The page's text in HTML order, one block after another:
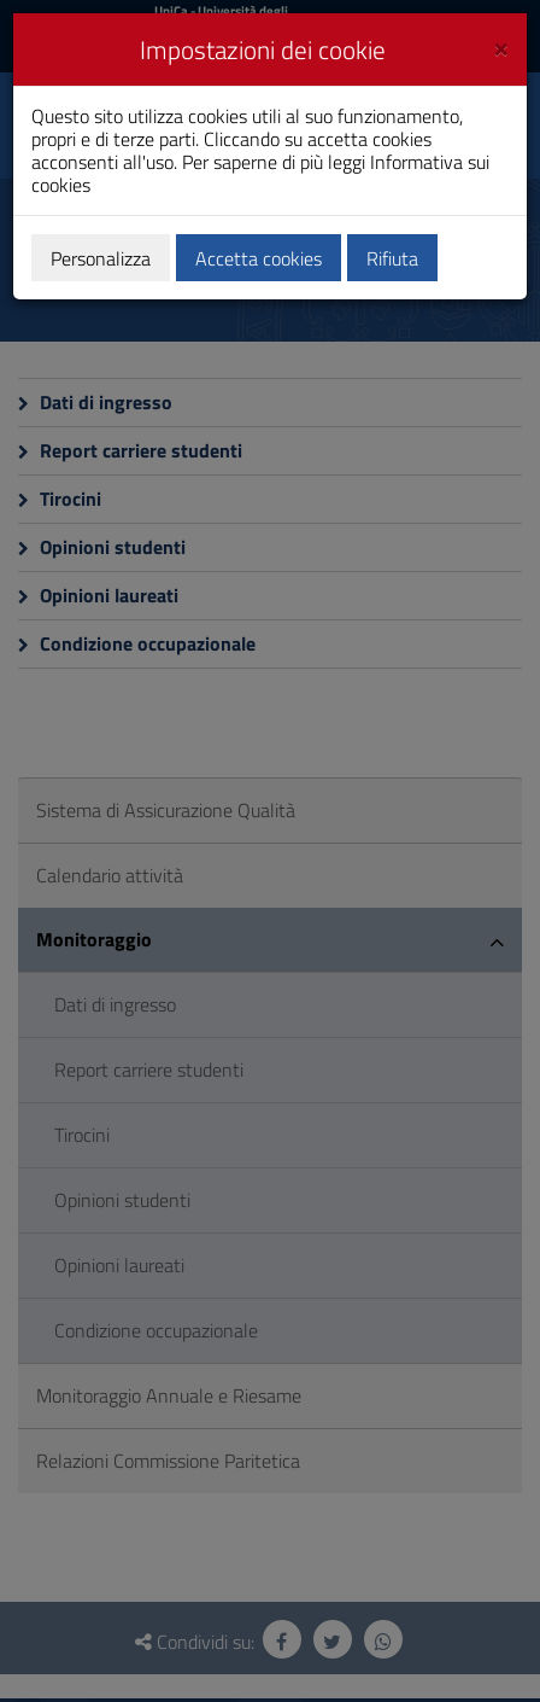
Vai
al
navigazione
sito
al
Footer
UniCa
Accedi
UniCa- Università degli
Accedi UniCA News
Toggle
navigation
Ingegneria Biomedica
Laurea
Monitoraggio
Dati di ingresso
Report carriere studenti
Tirocini
Opinioni studenti
Opinioni laureati
Condizione occupazionale
Sistema di Assicurazione Qualità
Calendario attività
Monitoraggio
Dati di ingresso
Report carriere studenti
Tirocini
Opinioni studenti
Opinioni laureati
Condizione occupazionale
Monitoraggio Annuale e Riesame
Relazioni Commissione Paritetica
Questionario
social
Condividi su:
×
Impostazioni dei cookie
Questo sito utilizza cookies utili al suo funzionamento,
propri e di terze parti. Cliccando su accetta cookies
acconsenti all'uso. Per saperne di più leggi Informativa sui
cookies
Personalizza Accetta cookies Rifiuta